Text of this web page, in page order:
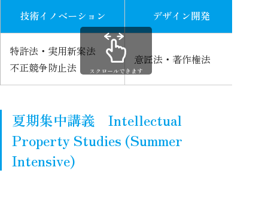
技術イノベーション デザイン開発
特許法・実用新案法
不正競争防止法
意匠法・著作権法
スクロールできます
夏期集中講義 Intellectual
Property Studies (Summer
Intensive)